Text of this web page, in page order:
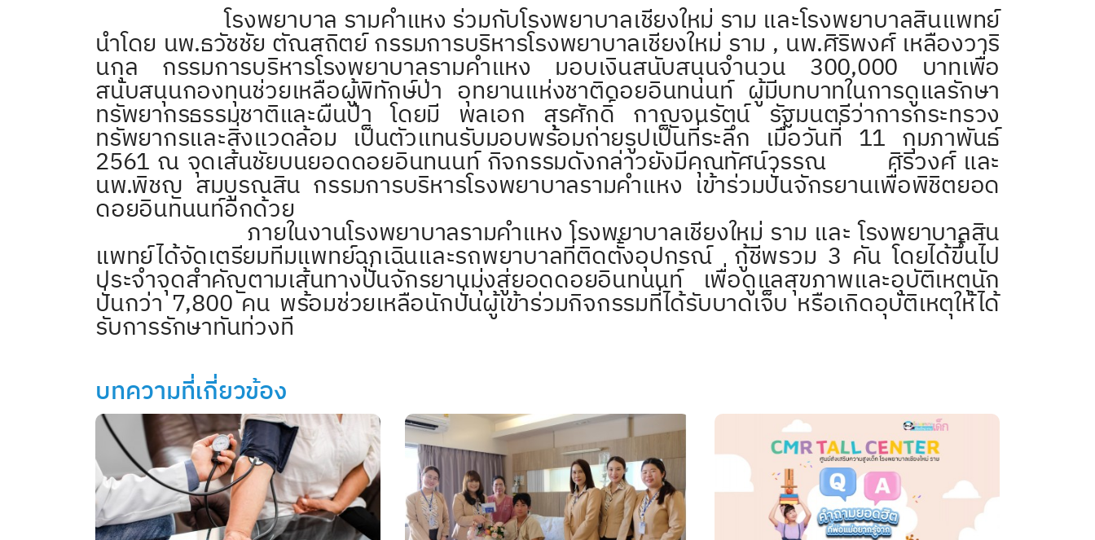
โรงพยาบาล รามคำแหง ร่วมกับโรงพยาบาลเชียงใหม่ ราม และโรงพยาบาลสินแพทย์
นำโดย นพ.ธวัชชัย ตัณสถิตย์ กรรมการบริหารโรงพยาบาลเชียงใหม่ ราม , นพ.ศิริพงศ์ เหลืองวาริ
นกุล กรรมการบริหารโรงพยาบาลรามคำแหง มอบเงินสนับสนุนจำนวน 300,000 บาทเพื่อ
สนับสนุนกองทุนช่วยเหลือผู้พิทักษ์ป่า อุทยานแห่งชาติดอยอินทนนท์ ผู้มีบทบาทในการดูแลรักษา
ทรัพยากรธรรมชาติและผืนป่า โดยมี พลเอก สุรศักดิ์ กาญจนรัตน์ รัฐมนตรีว่าการกระทรวง
ทรัพยากรและสิ่งแวดล้อม เป็นตัวแทนรับมอบพร้อมถ่ายรูปเป็นที่ระลึก เมื่อวันที่ 11 กุมภาพันธ์
2561 ณ จุดเส้นชัยบนยอดดอยอินทนนท์ กิจกรรมดังกล่าวยังมีคุณทัศน์วรรณ ศิริวงศ์ และ
นพ.พิชญ สมบูรณสิน กรรมการบริหารโรงพยาบาลรามคำแหง เข้าร่วมปั่นจักรยานเพื่อพิชิตยอด
ดอยอินทนนท์อีกด้วย
ภายในงานโรงพยาบาลรามคำแหง โรงพยาบาลเชียงใหม่ ราม และ โรงพยาบาลสิน
แพทย์ได้จัดเตรียมทีมแพทย์ฉุกเฉินและรถพยาบาลที่ติดตั้งอุปกรณ์ กู้ชีพรวม 3 คัน โดยได้ขึ้นไป
ประจำจุดสำคัญตามเส้นทางปั่นจักรยานมุ่งสู่ยอดดอยอินทนนท์ เพื่อดูแลสุขภาพและอุบัติเหตุนัก
ปั่นกว่า 7,800 คน พร้อมช่วยเหลือนักปั่นผู้เข้าร่วมกิจกรรมที่ได้รับบาดเจ็บ หรือเกิดอุบัติเหตุให้ได้
รับการรักษาทันท่วงที
บทความที่เกี่ยวข้อง